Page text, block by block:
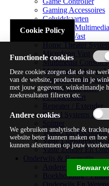
Gaming Accessoires
Geluidskaarten
Handheld
Headsets Vast
Home Theater
Microfoon Vast
Multimedia Consoles
Multimedia Mixer /
Multimedia Productie
Optical Disk Drive
Pc Videokaart
Repeater / Extender
Sound Systems Hi-fi
Splitter
Tuners En Recorders
Vaste
Vaste Zender En
Onderwijs & Recreatie
Andere
Boekhouding /
Cookie Policy
Functionele cookies
Deze cookies zorgen dat de site
van de website, producten in je
met jouw gegevens, winkelmandje
zoekresultaten filteren etc.
Andere cookies
We gebruiken analytische &
website beter kunnen maken en
kunnen afstemmen op jouw
Bewaar